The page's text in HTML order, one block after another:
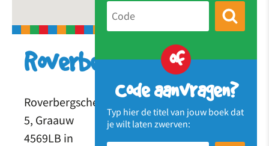
of
Code aanvragen?
Typ hier de titel van jouw boek dat
je wilt laten zwerven:
Roverberg
Roverbergschestraat
5, Graauw
4569LB in